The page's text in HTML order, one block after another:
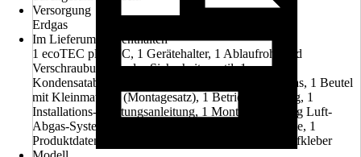
Versorgung
Erdgas
Im Lieferumfang enthalten
1 ecoTEC plus VC, 1 Gerätehalter, 1 Ablaufrohr und
Verschraubung für das Sicherheitsventil, 1
Kondensatablaufleitung, 1 Umstellsatz auf Flüssiggas, 1 Beutel
mit Kleinmaterial (Montagesatz), 1 Betriebsanleitung, 1
Installations-/Wartungsanleitung, 1 Montageanleitung Luft-
Abgas-System, 1 Montageschablone, 1 Garantiekarte, 1
Produktdatenblatt, Energieeffizienzlabel, diverse Aufkleber